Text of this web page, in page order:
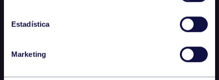
Estadística
Marketing